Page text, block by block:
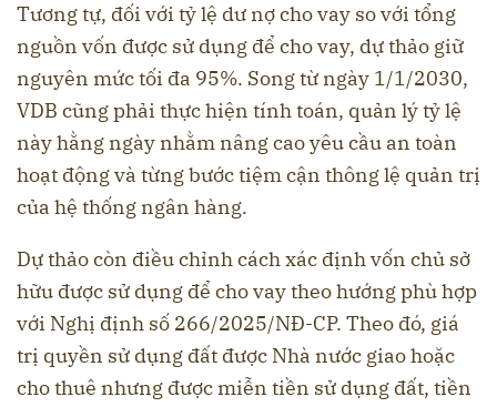
Tương tự, đối với tỷ lệ dư nợ cho vay so với tổng
nguồn vốn được sử dụng để cho vay, dự thảo giữ
nguyên mức tối đa 95%. Song từ ngày 1/1/2030,
VDB cũng phải thực hiện tính toán, quản lý tỷ lệ
này hằng ngày nhằm nâng cao yêu cầu an toàn
hoạt động và từng bước tiệm cận thông lệ quản trị
của hệ thống ngân hàng.
Dự thảo còn điều chỉnh cách xác định vốn chủ sở
hữu được sử dụng để cho vay theo hướng phù hợp
với Nghị định số 266/2025/NĐ-CP. Theo đó, giá
trị quyền sử dụng đất được Nhà nước giao hoặc
cho thuê nhưng được miễn tiền sử dụng đất, tiền